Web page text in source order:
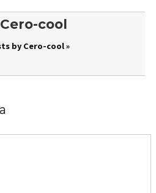
cool
by Cero-cool »